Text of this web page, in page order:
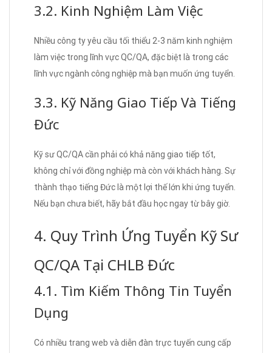
3.2. Kinh Nghiệm Làm Việc
Nhiều công ty yêu cầu tối thiểu 2-3 năm kinh nghiệm
làm việc trong lĩnh vực QC/QA, đặc biệt là trong các
lĩnh vực ngành công nghiệp mà bạn muốn ứng tuyển.
3.3. Kỹ Năng Giao Tiếp Và Tiếng
Đức
Kỹ sư QC/QA cần phải có khả năng giao tiếp tốt,
không chỉ với đồng nghiệp mà còn với khách hàng. Sự
thành thạo tiếng Đức là một lợi thế lớn khi ứng tuyển.
Nếu bạn chưa biết, hãy bắt đầu học ngay từ bây giờ.
4. Quy Trình Ứng Tuyển Kỹ Sư
QC/QA Tại CHLB Đức
4.1. Tìm Kiếm Thông Tin Tuyển
Dụng
Có nhiều trang web và diễn đàn trực tuyến cung cấp